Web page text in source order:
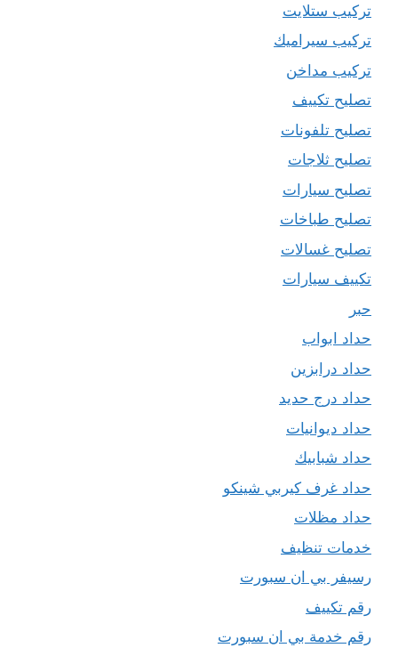
تركيب ستلايت
تركيب سيراميك
تركيب مداخن
تصليح تكييف
تصليح تلفونات
تصليح ثلاجات
تصليح سيارات
تصليح طباخات
تصليح غسالات
تكييف سيارات
حبر
حداد ابواب
حداد درابزين
حداد درج حديد
حداد ديوانيات
حداد شبابيك
حداد غرف كيربي شينكو
حداد مظلات
خدمات تنظيف
رسيفر بي ان سبورت
رقم تكييف
رقم خدمة بي ان سبورت